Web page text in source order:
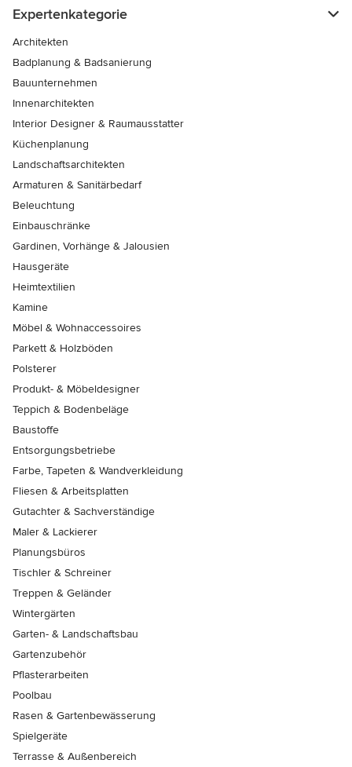
Expertenkategorie
Architekten
Badplanung & Badsanierung
Bauunternehmen
Innenarchitekten
Interior Designer & Raumausstatter
Küchenplanung
Landschaftsarchitekten
Armaturen & Sanitärbedarf
Beleuchtung
Einbauschränke
Gardinen, Vorhänge & Jalousien
Hausgeräte
Heimtextilien
Kamine
Möbel & Wohnaccessoires
Parkett & Holzböden
Polsterer
Produkt- & Möbeldesigner
Teppich & Bodenbeläge
Baustoffe
Entsorgungsbetriebe
Farbe, Tapeten & Wandverkleidung
Fliesen & Arbeitsplatten
Gutachter & Sachverständige
Maler & Lackierer
Planungsbüros
Tischler & Schreiner
Treppen & Geländer
Wintergärten
Garten- & Landschaftsbau
Gartenzubehör
Pflasterarbeiten
Poolbau
Rasen & Gartenbewässerung
Spielgeräte
Terrasse & Außenbereich